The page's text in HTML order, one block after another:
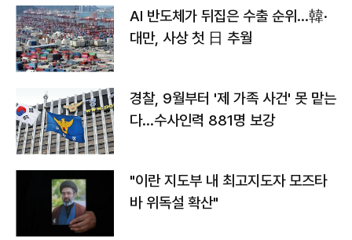
AI 반도체가 뒤집은 수출 순위…韓·
대만, 사상 첫 日 추월
경찰, 9월부터 '제 가족 사건' 못 맡는
다…수사인력 881명 보강
"이란 지도부 내 최고지도자 모즈타
바 위독설 확산"